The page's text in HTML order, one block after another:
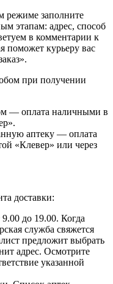
режиме заполните
этапам: адрес, способ
в комментарии к
поможет курьеру вас
при получении
— оплата наличными в
аптеку — оплата
«Клевер» или через
доставки:
9.00 до 19.00. Когда
служба свяжется
предложит выбрать
адрес. Осмотрите
указанной